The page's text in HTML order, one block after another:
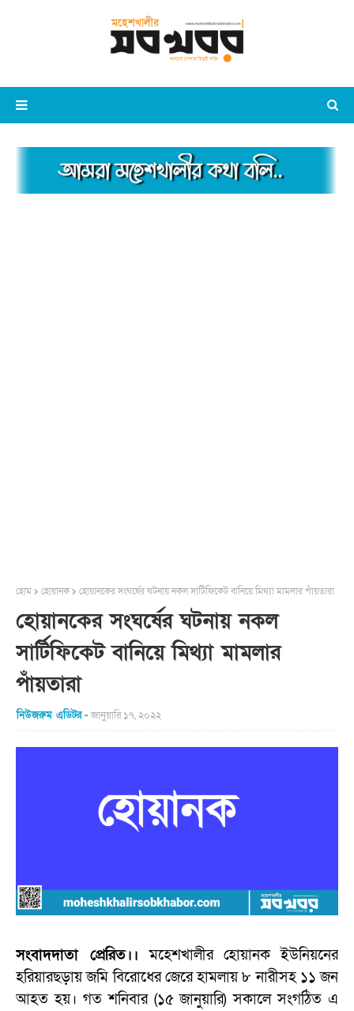
হোম হোয়ানক হোয়ানকের সংঘর্ষের ঘটনায় নকল সার্টিফিকেট বানিয়ে মিথ্যা মামলার পাঁয়তারা
হোয়ানকের সংঘর্ষের ঘটনায় নকল
সার্টিফিকেট বানিয়ে মিথ্যা মামলার
পাঁয়তারা
নিউজরুম এডিটর জানুয়ারি ১৭, ২০২২
সংবাদদাতা প্রেরিত।। মহেশখালীর হোয়ানক ইউনিয়নের
হরিয়ারছড়ায় জমি বিরোধের জেরে হামলায় ৮ নারীসহ ১১ জন
আহত হয়। গত শনিবার (১৫ জানুয়ারি) সকালে সংগঠিত এ